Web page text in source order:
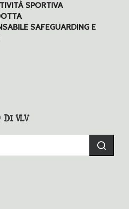
SPORTIVA
SAFEGUARDING E
DI VLV